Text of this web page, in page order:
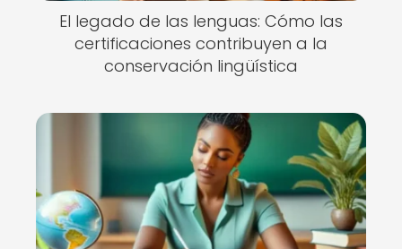
El legado de las lenguas: Cómo las
certificaciones contribuyen a la
conservación lingüística